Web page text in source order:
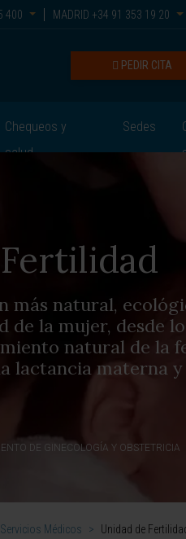
400 MADRID +34 91 353 19 20
PEDIR CITA
Chequeos y
salud
Sedes
más natural,
de la mujer, desde
natural de la
lactancia materna
DE GINECOLOGÍA Y OBSTETRICIA
Servicios Médicos > Unidad de